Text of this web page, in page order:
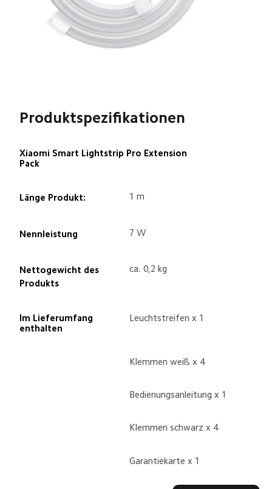
Produktspezifikationen
Xiaomi Smart Lightstrip Pro Extension
Pack
Länge Produkt: 1 m
Nennleistung 7 W
Nettogewicht des
Produkts
ca. 0,2 kg
Im Lieferumfang
enthalten
Leuchtstreifen x 1
Klemmen weiß x 4
Bedienungsanleitung x 1
Klemmen schwarz x 4
Garantiekarte x 1